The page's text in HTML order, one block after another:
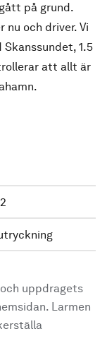
på grund.
och driver. Vi
1.5
att allt är
uppdragets
Larmen